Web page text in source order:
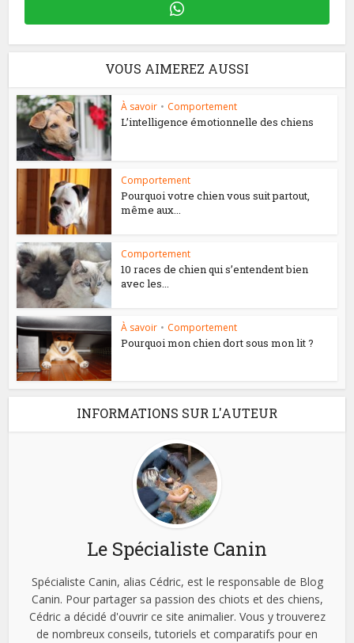
VOUS AIMEREZ AUSSI
À savoir • Comportement
L’intelligence émotionnelle des chiens
Comportement
Pourquoi votre chien vous suit partout,
même aux...
Comportement
10 races de chien qui s’entendent bien
avec les...
À savoir • Comportement
Pourquoi mon chien dort sous mon lit ?
INFORMATIONS SUR L'AUTEUR
Le Spécialiste Canin
Spécialiste Canin, alias Cédric, est le responsable de Blog
Canin. Pour partager sa passion des chiots et des chiens,
Cédric a décidé d'ouvrir ce site animalier. Vous y trouverez
de nombreux conseils, tutoriels et comparatifs pour en